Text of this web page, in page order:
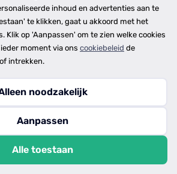
inhoud en advertenties aan te
te klikken, gaat u akkoord met het
Klik op 'Aanpassen' om te zien welke cookies
moment via ons cookiebeleid de
intrekken.
noodzakelijk
Aanpassen
Alle toestaan